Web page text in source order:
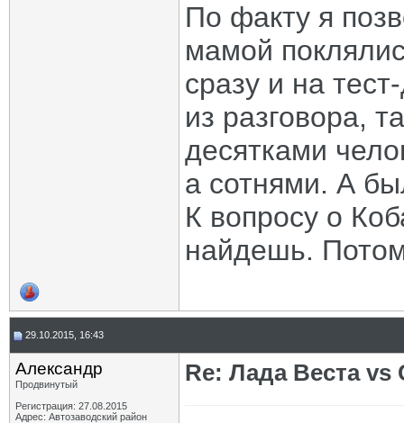
По факту я
мамой
сразу и на
из разговора,
десятками
а сотнями. А
К вопросу о
найдешь.
29.10.2015, 16:43
Aлександр
Продвинутый
Регистрация: 27.08.2015
Адрес: Автозаводский район
Re: Лада Веста vs